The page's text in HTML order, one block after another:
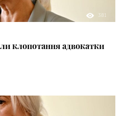
381
клопотання адвокатки